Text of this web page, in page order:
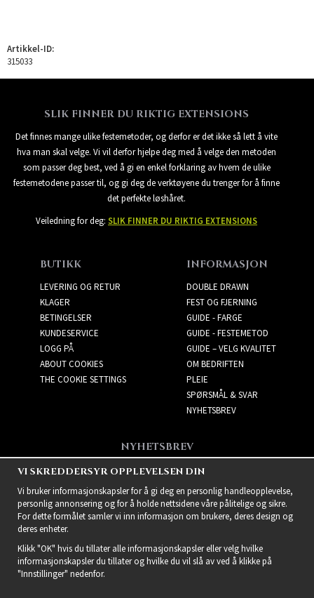
Artikkel-ID:
315033
SLIK FINNER DU RIKTIG EXTENSIONS
Det finnes mange ulike festemetoder, og derfor er det ikke så lett å vite
hva man skal velge. Vi vil derfor hjelpe deg med å velge den metoden
som passer deg best, ved å gi en enkel forklaring av hvem de ulike
festemetodene passer til, og gi deg de verktøyene du trenger for å finne
det perfekte løshåret.
Veiledning for deg: SLIK FINNER DU RIKTIG EXTENSIONS
BUTIKK
LEVERING OG RETUR
KLAGER
BETINGELSER
KUNDESERVICE
LOGG PÅ
ABOUT COOKIES
THE COOKIE SETTINGS
INFORMASJON
DOUBLE DRAWN
FEST OG FJERNING
GUIDE - FARGE
GUIDE - FESTEMETOD
GUIDE – VELG KVALITET
OM BEDRIFTEN
PLEIE
SPØRSMÅL & SVAR
NYHETSBREV
NYHETSBREV
Få de beste tilbudene og
spennende nye produkter!
VI SKREDDERSYR OPPLEVELSEN DIN
Vi bruker informasjonskapsler for å gi deg en personlig handleopplevelse,
personlig annonsering og for å holde nettsidene våre pålitelige og sikre.
For dette formålet samler vi inn informasjon om brukere, deres design og
deres enheter.
Klikk "OK" hvis du tillater alle informasjonskapsler eller velg hvilke
informasjonskapsler du tillater og hvilke du vil slå av ved å klikke på
"Innstillinger" nedenfor.